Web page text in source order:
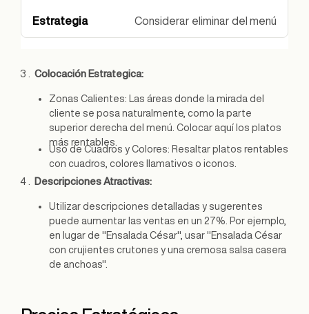
Considerar eliminar del menú
Colocación Estrategica:
Zonas Calientes: Las áreas donde la mirada del
cliente se posa naturalmente, como la parte
superior derecha del menú. Colocar aquí los platos
más rentables.
Uso de Cuadros y Colores: Resaltar platos rentables
con cuadros, colores llamativos o iconos.
Descripciones Atractivas:
Utilizar descripciones detalladas y sugerentes
puede aumentar las ventas en un 27%. Por ejemplo,
en lugar de "Ensalada César", usar "Ensalada César
con crujientes crutones y una cremosa salsa casera
de anchoas".